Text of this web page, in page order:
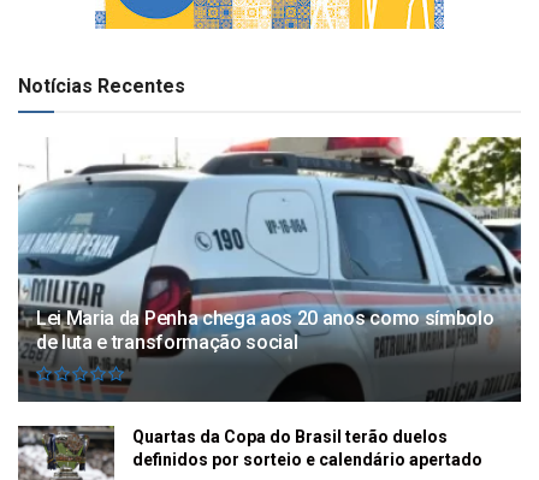
Notícias Recentes
Lei Maria da Penha chega aos 20 anos como símbolo
de luta e transformação social
Quartas da Copa do Brasil terão duelos
definidos por sorteio e calendário apertado